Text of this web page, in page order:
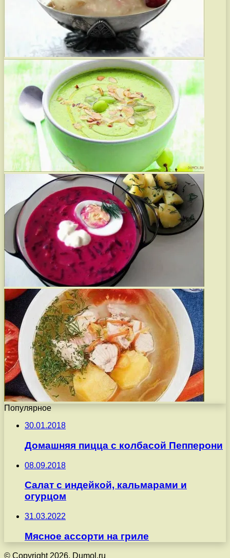
Популярное
30.01.2018
Домашняя пицца с колбасой Пепперони
08.09.2018
Салат с индейкой, кальмарами и
огурцом
31.03.2022
Мясное ассорти на гриле
© Copyright 2026, Dumol.ru